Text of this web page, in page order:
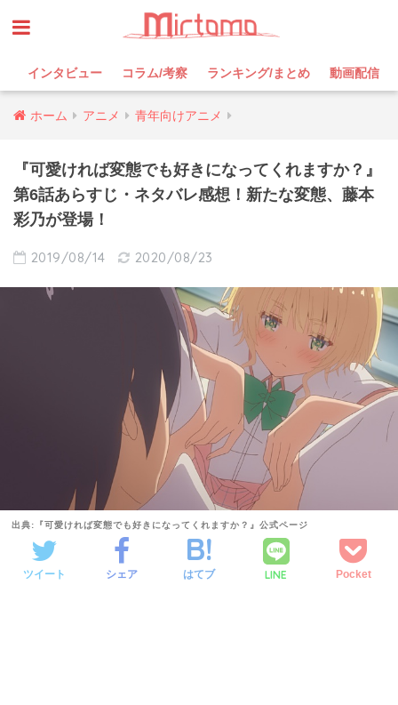
インタビュー コラム/考察 ランキング/まとめ 動画配信
ホーム アニメ 青年向けアニメ
『可愛ければ変態でも好きになってくれますか？』
第6話あらすじ・ネタバレ感想！新たな変態、藤本
彩乃が登場！
2019/08/14 2020/08/23
出典:『可愛ければ変態でも好きになってくれますか？』公式ページ
ツイート シェア はてブ LINE Pocket